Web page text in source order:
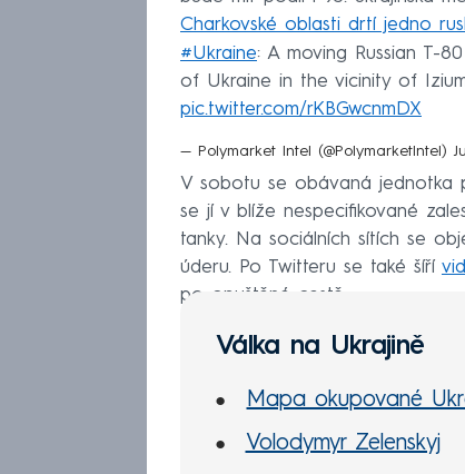
Charkovské oblasti drtí jedno
#Ukraine: A moving Russian T-
of Ukraine in the vicinity of
pic.twitter.com/rKBGwcnmDX
— Polymarket Intel (@PolymarketIntel)
V sobotu se obávaná jednotka
se jí v blíže nespecifikované
tanky. Na sociálních sítích se
úderu. Po Twitteru se také šíří
po opuštěné cestě.
Válka na Ukrajině
Mapa okupované
Volodymyr Zelenskyj